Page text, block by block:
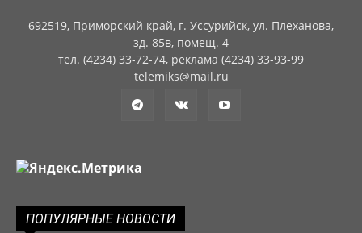
692519, Приморский край, г. Уссурийск, ул. Плеханова,
зд. 85в, помещ. 4
тел. (4234) 33-72-74, реклама (4234) 33-93-99
telemiks@mail.ru
ПОПУЛЯРНЫЕ НОВОСТИ